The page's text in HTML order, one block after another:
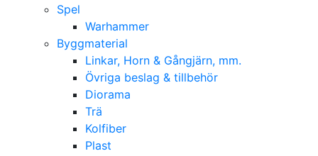
Spel
Warhammer
Byggmaterial
Linkar, Horn & Gångjärn, mm.
Övriga beslag & tillbehör
Diorama
Trä
Kolfiber
Plast